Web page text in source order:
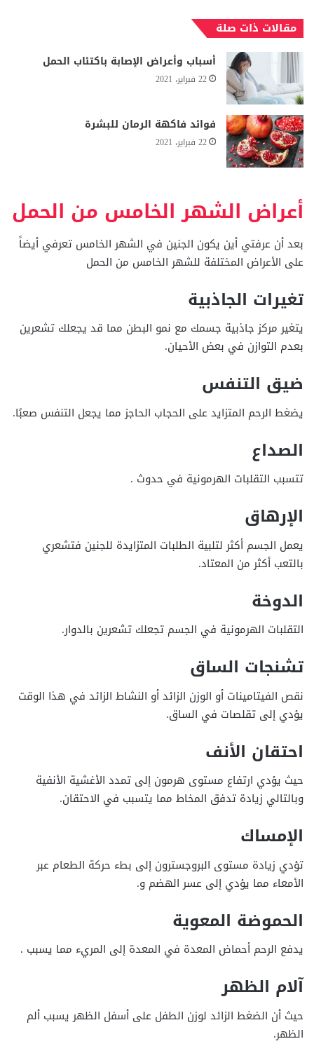
مقالات ذات صلة
أسباب وأعراض الإصابة باكتئاب الحمل
22 فبراير، 2021
فوائد فاكهة الرمان للبشرة
22 فبراير، 2021
أعراض الشهر الخامس من الحمل
بعد أن عرفتي أين يكون الجنين في الشهر الخامس تعرفي أيضاً
على الأعراض المختلفة للشهر الخامس من الحمل
تغيرات الجاذبية
يتغير مركز جاذبية جسمك مع نمو البطن مما قد يجعلك تشعرين
بعدم التوازن في بعض الأحيان.
ضيق التنفس
يضغط الرحم المتزايد على الحجاب الحاجز مما يجعل التنفس صعبًا.
الصداع
تتسبب التقلبات الهرمونية في حدوث .
الإرهاق
يعمل الجسم أكثر لتلبية الطلبات المتزايدة للجنين فتشعري
بالتعب أكثر من المعتاد.
الدوخة
التقلبات الهرمونية في الجسم تجعلك تشعرين بالدوار.
تشنجات الساق
نقص الفيتامينات أو الوزن الزائد أو النشاط الزائد في هذا الوقت
يؤدي إلى تقلصات في الساق.
احتقان الأنف
حيث يؤدي ارتفاع مستوى هرمون إلى تمدد الأغشية الأنفية
وبالتالي زيادة تدفق المخاط مما يتسبب في الاحتقان.
الإمساك
تؤدي زيادة مستوى البروجسترون إلى بطء حركة الطعام عبر
الأمعاء مما يؤدي إلى عسر الهضم و.
الحموضة المعوية
يدفع الرحم أحماض المعدة في المعدة إلى المريء مما يسبب .
آلام الظهر
حيث أن الضغط الزائد لوزن الطفل على أسفل الظهر يسبب ألم
الظهر.